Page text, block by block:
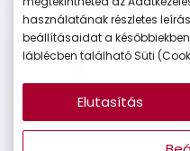
Az
használatának részletes
beállításaidat a
láblécben található Süti
Elutasítás